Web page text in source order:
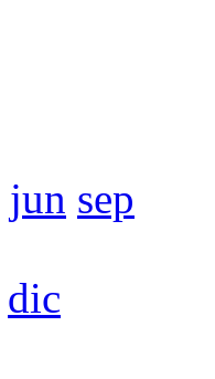
jun sep
dic